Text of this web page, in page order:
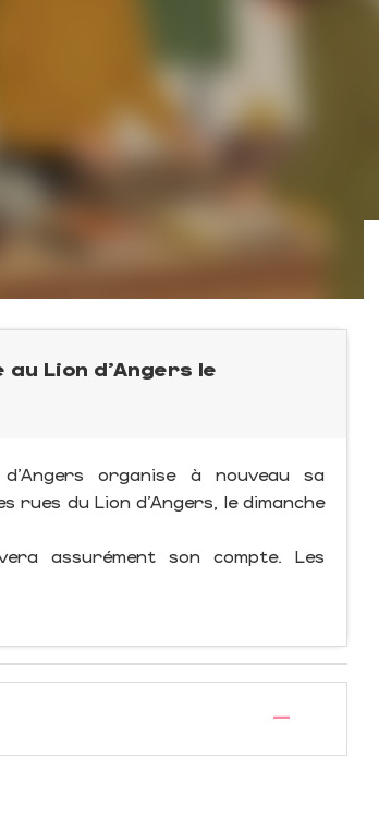
Lion d'Angers le
organise à nouveau sa
rues du Lion d'Angers, le dimanche
assurément son compte. Les
—